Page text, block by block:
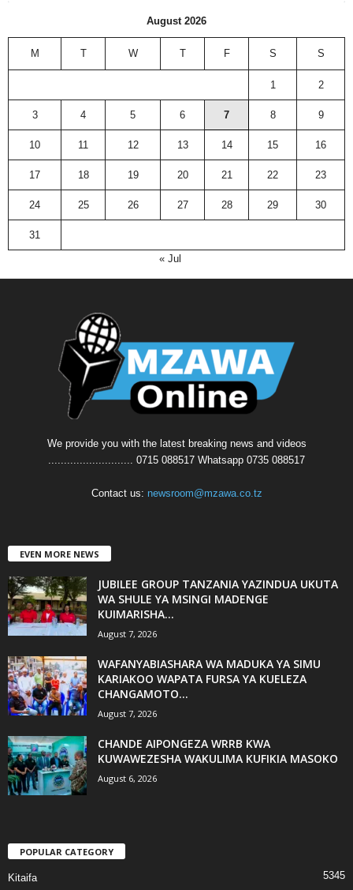
August 2026
M T W T F S S
1 2
3 4 5 6 7 8 9
10 11 12 13 14 15 16
17 18 19 20 21 22 23
24 25 26 27 28 29 30
31
« Jul
We provide you with the latest breaking news and videos
........................... 0715 088517 Whatsapp 0735 088517
Contact us: newsroom@mzawa.co.tz
EVEN MORE NEWS
JUBILEE GROUP TANZANIA YAZINDUA UKUTA
WA SHULE YA MSINGI MADENGE
KUIMARISHA...
August 7, 2026
WAFANYABIASHARA WA MADUKA YA SIMU
KARIAKOO WAPATA FURSA YA KUELEZA
CHANGAMOTO...
August 7, 2026
CHANDE AIPONGEZA WRRB KWA
KUWAWEZESHA WAKULIMA KUFIKIA MASOKO
August 6, 2026
POPULAR CATEGORY
Kitaifa 5345